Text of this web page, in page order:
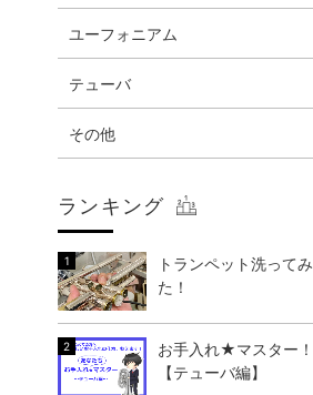
ユーフォニアム
テューバ
その他
ランキング
トランペット洗ってみ
た！
お手入れ★マスター！
【テューバ編】